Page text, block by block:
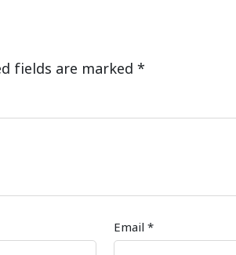
fields are marked *
Email*